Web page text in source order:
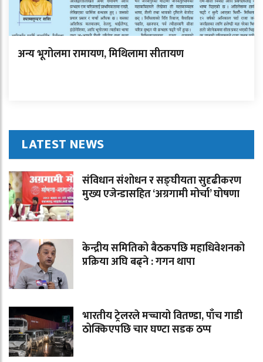
अन्य भूगोलमा रामायण, मिथिलामा सीतायण
LATEST NEWS
संविधान संशोधन र सङ्घीयता सुदृढीकरण
मुख्य एजेन्डासहित ‘अग्रगामी मोर्चा’ घोषणा
केन्द्रीय समितिको बैठकपछि महाधिवेशनको
प्रक्रिया अघि बढ्ने : गगन थापा
भारतीय ट्रेलरले मच्चायो वितण्डा, पाँच गाडी
ठोक्किएपछि चार घण्टा सडक ठप्प